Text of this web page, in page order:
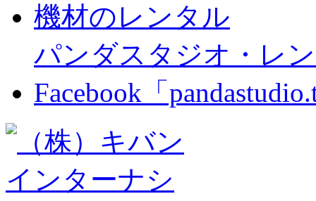
機材のレンタル
パンダスタジオ・レ
Facebook「